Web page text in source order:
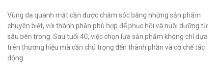
Vùng da quanh mắt cần được chăm sóc bằng những sản phẩm
chuyên biệt, với thành phần phù hợp để phục hồi và nuôi dưỡng từ
sâu bên trong. Sau tuổi 40, việc chọn lựa sản phẩm không chỉ dựa
trên thương hiệu mà cần chú trọng đến thành phần và cơ chế tác
động.